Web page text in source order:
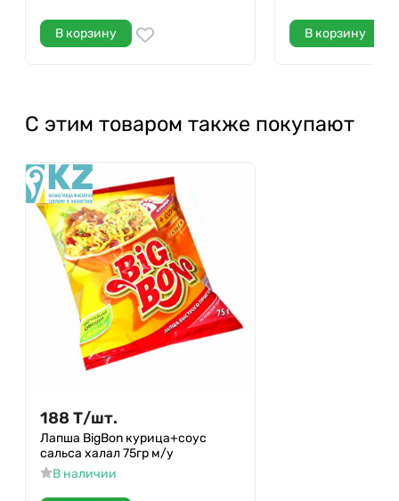
В корзину В корзину
С этим товаром также покупают
188 Т/шт.
Лапша BigBon курица+соус
сальса халал 75гр м/у
В наличии